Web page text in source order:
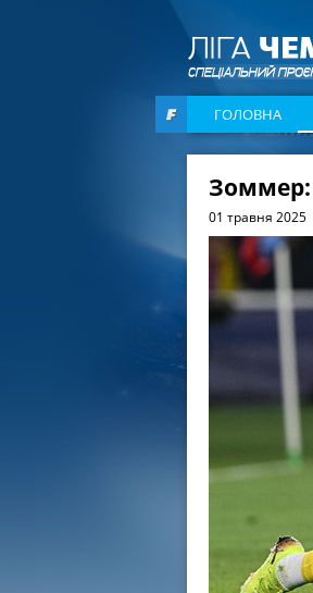
ГОЛОВНА
Зоммер:
01 травня 2025